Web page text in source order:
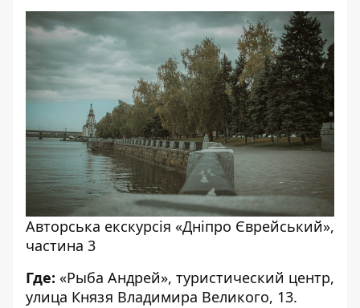
Авторська екскурсія «Дніпро Єврейський»,
частина 3
Где: «Рыба Андрей», туристический центр,
улица Князя Владимира Великого, 13.